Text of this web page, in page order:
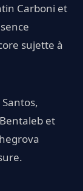
Carboni et
sujette à
et